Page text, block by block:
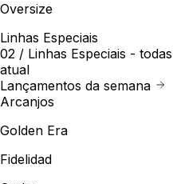
Oversize
Linhas Especiais
02 / Linhas Especiais -
atual
Lançamentos da semana
Arcanjos
Golden Era
Fidelidad